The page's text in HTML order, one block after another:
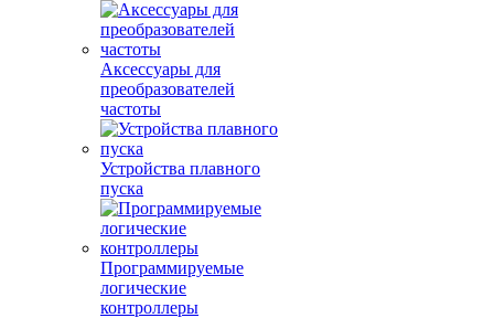
Аксессуары для
преобразователей
частоты
Устройства плавного
пуска
Программируемые
логические
контроллеры